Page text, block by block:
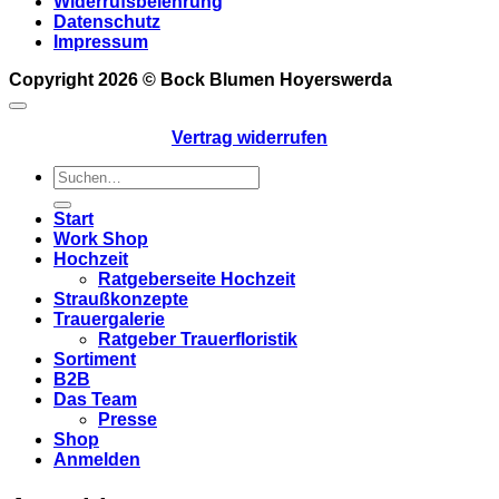
Datenschutz
Impressum
Copyright 2026 © Bock Blumen Hoyerswerda
Vertrag widerrufen
Suchen
nach:
Start
Work Shop
Hochzeit
Ratgeberseite Hochzeit
Straußkonzepte
Trauergalerie
Ratgeber Trauerfloristik
Sortiment
B2B
Das Team
Presse
Shop
Anmelden